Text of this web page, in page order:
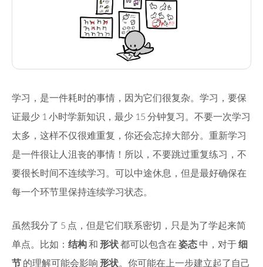
学习，是一件耗时的事情，因为它们很复杂。学习，要保
证最少 1 小时学新知识，最少 15 分钟复习。不要一次学习
太多，这样不仅很难重复，你还会忘掉大部分。重新学习
是一件很让人沮丧的事情！所以，不要跳过重复练习，不
要很长时间不连续学习。可以中途休息，但是最好确保在
每一个环节里保持连续学习状态。
虽然我分了 5 点，但是它们联系密切，只是为了学起来简
单点。比如： 结构和 形状都可以包含在 姿态 中，对于细
节 的理解可能会影响 形状。你可能在上一步建立起了自己